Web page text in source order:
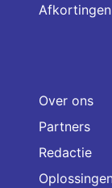
Afkortingen
Over ons
Partners
Redactie